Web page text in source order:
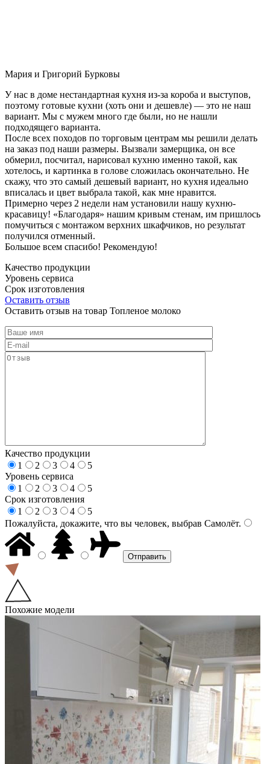
Мария и Григорий Бурковы
У нас в доме нестандартная кухня из-за короба и выступов,
поэтому готовые кухни (хоть они и дешевле) — это не наш
вариант. Мы с мужем много где были, но не нашли
подходящего варианта.
После всех походов по торговым центрам мы решили делать
на заказ под наши размеры. Вызвали замерщика, он все
обмерил, посчитал, нарисовал кухню именно такой, как
хотелось, и картинка в голове сложилась окончательно. Не
скажу, что это самый дешевый вариант, но кухня идеально
вписалась и цвет выбрала такой, как мне нравится.
Примерно через 2 недели нам установили нашу кухню-
красавицу! «Благодаря» нашим кривым стенам, им пришлось
помучиться с монтажом верхних шкафчиков, но результат
получился отменный.
Большое всем спасибо! Рекомендую!
Качество продукции
Уровень сервиса
Срок изготовления
Оставить отзыв
Оставить отзыв на товар Топленое молоко
Качество продукции
1
2 3 4
5
Уровень сервиса
1
2 3 4
5
Срок изготовления
1
2 3 4
5
Пожалуйста, докажите, что вы человек, выбрав Самолёт.
Похожие модели